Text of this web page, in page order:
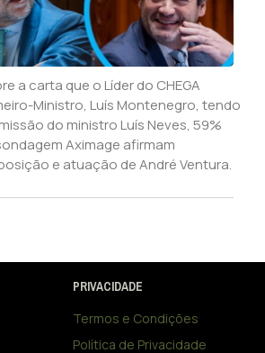
a carta que o Líder do CHEGA
Ministro, Luís Montenegro, tendo
do ministro Luís Neves, 59%
Aximage afirmam
e atuação de André Ventura.
PRIVACIDADE
Termos e Condições
Política de Privacidade